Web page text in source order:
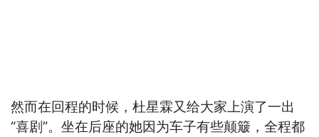
然而在回程的时候，杜星霖又给大家上演了一出
“喜剧”。坐在后座的她因为车子有些颠簸，全程都